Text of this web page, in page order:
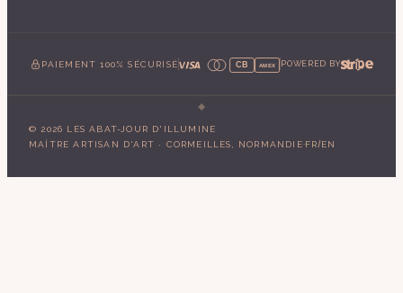
PAIEMENT 100% SÉCURISÉ CB AMEX POWERED BY
© 2026
LES ABAT-JOUR D'ILLUMINE
MAÎTRE ARTISAN D'ART · CORMEILLES, NORMANDIE·FR/EN